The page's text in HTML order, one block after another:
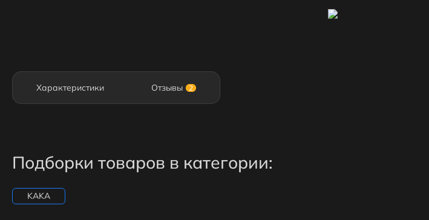
Характеристики Отзывы 2
Подборки товаров в категории:
KAKA